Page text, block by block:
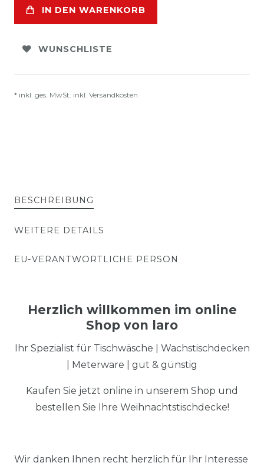
IN DEN WARENKORB
WUNSCHLISTE
* inkl. ges. MwSt. inkl. Versandkosten
BESCHREIBUNG
WEITERE DETAILS
EU-VERANTWORTLICHE PERSON
Herzlich willkommen im online
Shop von laro
Ihr Spezialist für Tischwäsche | Wachstischdecken
| Meterware | gut & günstig
Kaufen Sie jetzt online in unserem Shop und
bestellen Sie Ihre Weihnachtstischdecke!
Wir danken Ihnen recht herzlich für Ihr Interesse